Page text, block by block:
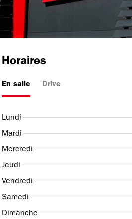
Horaires
En salle Drive
Lundi
Mardi
Mercredi
Jeudi
Vendredi
Samedi
Dimanche